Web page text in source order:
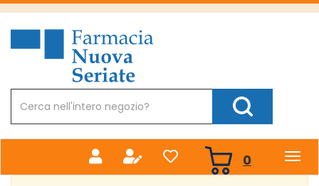
Passa
principale
Farmacia
Nuova
Prodotto
Cerca Prodotto
0 prodotti
inseriti